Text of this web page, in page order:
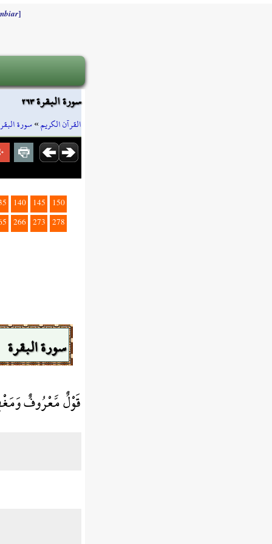
]
سورة البقرة ٢٦٣
القرآن الكريم»سورة
140 145
150
266 273
278
سورة البقرة
قَوْلٌ مَّعْرُوفٌ